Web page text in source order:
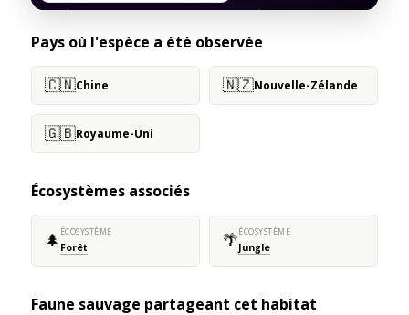
Pays où l'espèce a été observée
🇨🇳Chine 🇳🇿Nouvelle-Zélande
🇬🇧Royaume-Uni
Écosystèmes associés
🌲 ÉCOSYSTÈME
Forêt 🌴ÉCOSYSTÈME
Jungle
Faune sauvage partageant cet habitat